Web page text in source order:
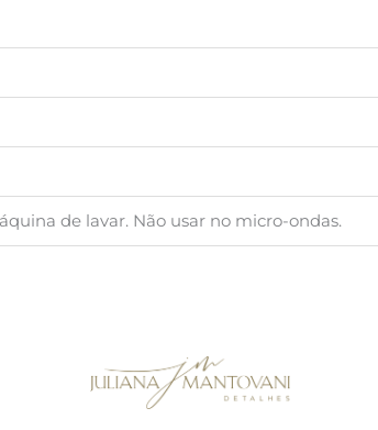
de lavar. Não usar no micro-ondas.